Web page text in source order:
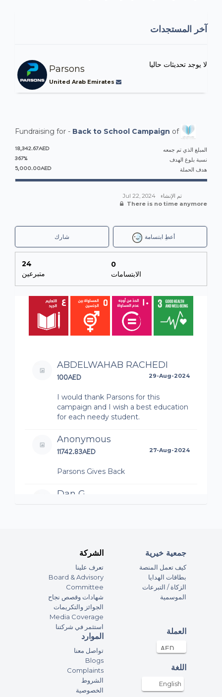
آخر المستجدات
لا يوجد تحديثات حاليا Parsons
United Arab Emirates
Fundraising for - Back to School Campaign of
المبلغ الذي تم جمعه 18,342.67AED
نسبة بلوغ الهدف 367%
هدف الحملة 5,000.00AED
تم الإنشاء
Jul 22, 2024
There is no time anymore
أعطِ ابتسامة شارك
24
متبرعين
0
الابتسامات
ABDELWAHAB RACHEDI
100AED 29-Aug-2024
I would thank Parsons for this
campaign and I wish a best education
for each needy student.
Anonymous
11742.83AED 27-Aug-2024
Parsons Gives Back
Dan G
Anonymous
100AED 25-Aug-2024
Shaibu Sainudeen
100AED 24-Aug-2024
Pierre Santoni
1000AED
الشركة
تعرف علينا
Board & Advisory
Committee
شهادات وقصص نجاح
الجوائز والتكريمات
Media Coverage
استثمر في شركتنا
جمعية خيرية
كيف تعمل المنصة
بطاقات الهدايا
الزكاة / التبرعات
الموسمية
الموارد
تواصل معنا
Blogs
Complaints
الشروط
الخصوصية
العملة
اللغة
English